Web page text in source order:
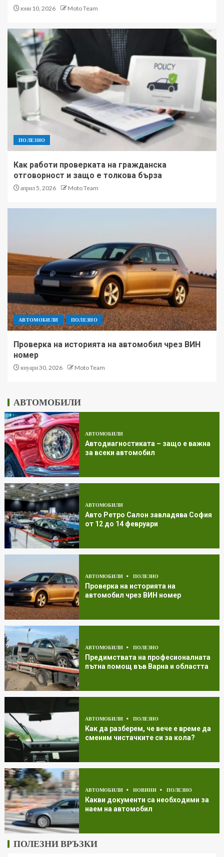
юни 10, 2026 Moto Team
ПОЛЕЗНО
Как работи проверката на гражданска
отговорност и защо е толкова бърза
април 5, 2026 Moto Team
АВТОМОБИЛИ ПОЛЕЗНО
Проверка на историята на автомобил чрез ВИН
номер
януари 30, 2026 Moto Team
АВТОМОБИЛИ
АВТОМОБИЛИ
Автодиагностиката – защо е важна
за всеки автомобил
АВТОМОБИЛИ
Авто Ретро Салон завладява София
от 12 до 14 февруари
АВТОМОБИЛИ ПОЛЕЗНО
Проверка на историята на
автомобил чрез ВИН номер
АВТОМОБИЛИ ПОЛЕЗНО
Предимствата на професионалната
пътна помощ във Варна и областта
АВТОМОБИЛИ ПОЛЕЗНО
Как да разберем, че вече е време да
сменим чистачките си за кола?
АВТОМОБИЛИ НОВИНИ ПОЛЕЗНО
Какви документи са необходими за
наем на автомобил
ПОЛЕЗНИ ВРЪЗКИ